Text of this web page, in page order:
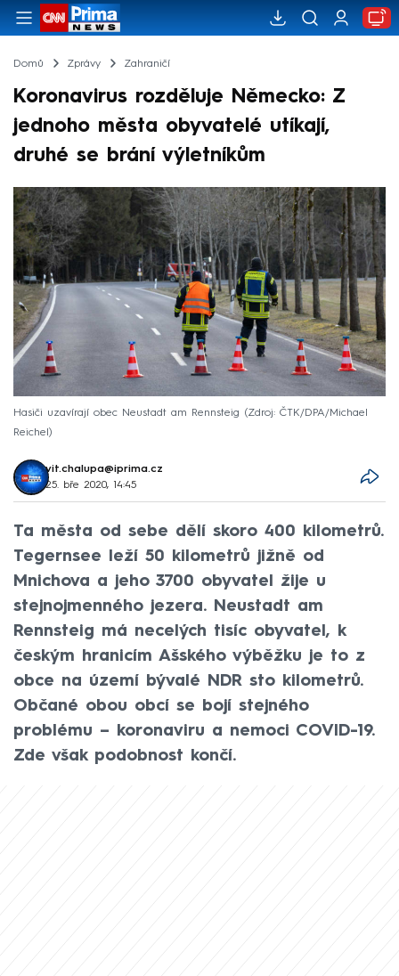
Domů Zprávy Zahraničí
Koronavirus rozděluje Německo: Z
jednoho města obyvatelé utíkají,
druhé se brání výletníkům
Hasiči uzavírají obec Neustadt am Rennsteig
Zdroj: ČTK/DPA/Michael
Reichel
vit.chalupa@iprima.cz
25. bře 2020, 14:45
Ta města od sebe dělí skoro 400 kilometrů.
Tegernsee leží 50 kilometrů jižně od
Mnichova a jeho 3700 obyvatel žije u
stejnojmenného jezera. Neustadt am
Rennsteig má necelých tisíc obyvatel, k
českým hranicím Ašského výběžku je to z
obce na území bývalé NDR sto kilometrů.
Občané obou obcí se bojí stejného
problému – koronaviru a nemoci COVID-19.
Zde však podobnost končí.